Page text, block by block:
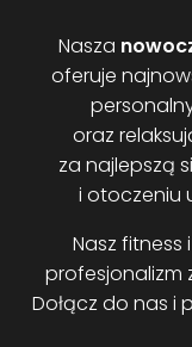
Nasza
oferuje
oraz
za najlepszą
i otoczeniu
Nasz fitness
profesjonalizm
Dołącz do nas i